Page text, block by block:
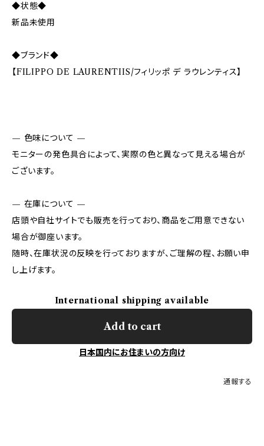
◆状態◆
新品未使用
◆ブランド◆
【FILIPPO DE LAURENTIIS/フィリッポ デ ラウレンティス】
— 色味について —
モニターの発色具合によって、実際の色と異なって見える場合が
ございます。
— 在庫について —
店頭や自社サイトでも販売を行っており、商品をご用意できない
場合が御座います。
随時、在庫状況の反映を行っておりますが、ご理解の程、お願い申
し上げます。
International shipping available
Add to cart
日本国内にお住まいの方向け
通報する